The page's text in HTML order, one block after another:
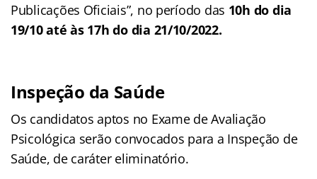
Publicações Oficiais”, no período das 10h do dia
19/10 até às 17h do dia 21/10/2022.
Inspeção da Saúde
Os candidatos aptos no Exame de Avaliação
Psicológica serão convocados para a Inspeção de
Saúde, de caráter eliminatório.